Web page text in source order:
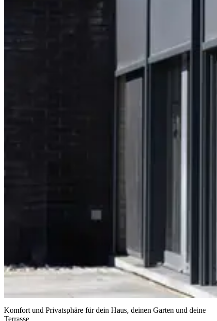
Komfort und Privatsphäre für dein Haus, deinen Garten und deine
Terrasse